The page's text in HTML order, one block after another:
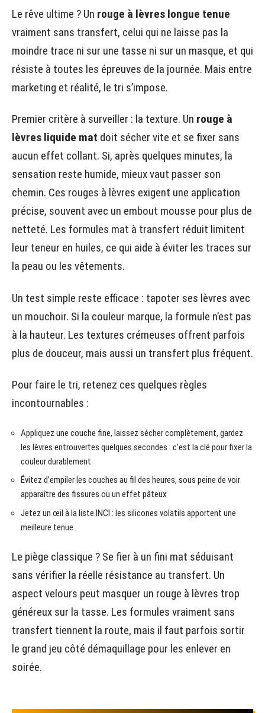
Le rêve ultime ? Un rouge à lèvres longue tenue
vraiment sans transfert, celui qui ne laisse pas la
moindre trace ni sur une tasse ni sur un masque, et qui
résiste à toutes les épreuves de la journée. Mais entre
marketing et réalité, le tri s’impose.
Premier critère à surveiller : la texture. Un rouge à
lèvres liquide mat doit sécher vite et se fixer sans
aucun effet collant. Si, après quelques minutes, la
sensation reste humide, mieux vaut passer son
chemin. Ces rouges à lèvres exigent une application
précise, souvent avec un embout mousse pour plus de
netteté. Les formules mat à transfert réduit limitent
leur teneur en huiles, ce qui aide à éviter les traces sur
la peau ou les vêtements.
Un test simple reste efficace : tapoter ses lèvres avec
un mouchoir. Si la couleur marque, la formule n’est pas
à la hauteur. Les textures crémeuses offrent parfois
plus de douceur, mais aussi un transfert plus fréquent.
Pour faire le tri, retenez ces quelques règles
incontournables :
Appliquez une couche fine, laissez sécher complètement, gardez
les lèvres entrouvertes quelques secondes : c’est la clé pour fixer la
couleur durablement
Évitez d’empiler les couches au fil des heures, sous peine de voir
apparaître des fissures ou un effet pâteux
Jetez un œil à la liste INCI : les silicones volatils apportent une
meilleure tenue
Le piège classique ? Se fier à un fini mat séduisant
sans vérifier la réelle résistance au transfert. Un
aspect velours peut masquer un rouge à lèvres trop
généreux sur la tasse. Les formules vraiment sans
transfert tiennent la route, mais il faut parfois sortir
le grand jeu côté démaquillage pour les enlever en
soirée.